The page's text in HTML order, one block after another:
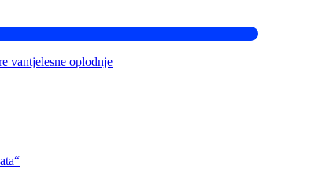
vantjelesne oplodnje